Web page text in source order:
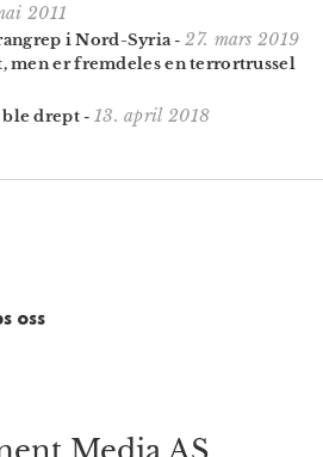
2011
i Nord-Syria -27. mars 2019
men er fremdeles en terror­trussel
ble drept- 13. april 2018
oss